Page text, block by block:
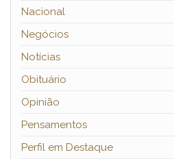
Nacional
Negócios
Notícias
Obituário
Opinião
Pensamentos
Perfil em Destaque